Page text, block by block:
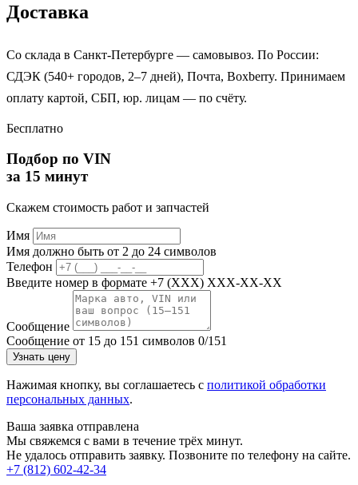
Доставка
Со склада в Санкт-Петербурге — самовывоз. По России:
СДЭК (540+ городов, 2–7 дней), Почта, Boxberry. Принимаем
оплату картой, СБП, юр. лицам — по счёту.
Бесплатно
Подбор по VIN
за 15 минут
Скажем стоимость работ и запчастей
Имя
Имя должно быть от 2 до 24 символов
Телефон
Введите номер в формате +7 (XXX) XXX-XX-XX
Сообщение
Сообщение от 15 до 151 символов 0/151
Узнать цену
Нажимая кнопку, вы соглашаетесь с политикой обработки
персональных данных.
Ваша заявка отправлена
Мы свяжемся с вами в течение трёх минут.
Не удалось отправить заявку. Позвоните по телефону на сайте.
+7 (812) 602-42-34